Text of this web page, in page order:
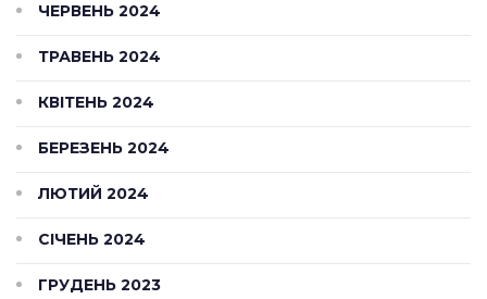
ЧЕРВЕНЬ 2024
ТРАВЕНЬ 2024
КВІТЕНЬ 2024
БЕРЕЗЕНЬ 2024
ЛЮТИЙ 2024
СІЧЕНЬ 2024
ГРУДЕНЬ 2023